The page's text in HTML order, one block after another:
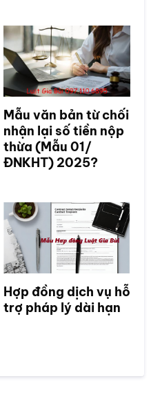
Mẫu văn bản từ chối
nhận lại số tiền nộp
thừa (Mẫu 01/
ĐNKHT) 2025?
Hợp đồng dịch vụ hỗ
trợ pháp lý dài hạn